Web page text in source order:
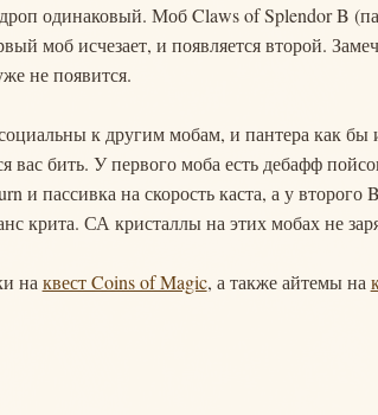
одинаковый. Моб Claws of Splendor B
моб исчезает, и появляется второй.
не появится.
к другим мобам, и пантера как бы
вас бить. У первого моба есть дебафф
и пассивка на скорость каста, а у
крита. СА кристаллы на этих мобах не
на квест Coins of Magic, а также айтемы на